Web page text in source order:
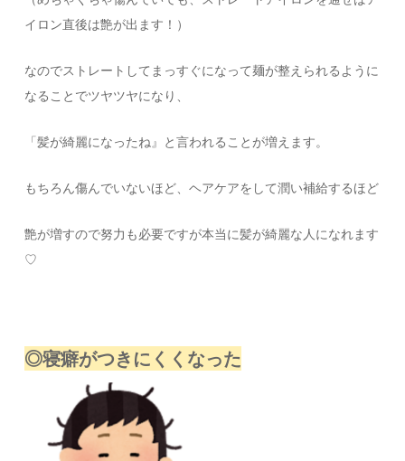
イロン直後は艶が出ます！）
なのでストレートしてまっすぐになって麺が整えられるように
なることでツヤツヤになり、
「髪が綺麗になったね』と言われることが増えます。
もちろん傷んでいないほど、ヘアケアをして潤い補給するほど
艶が増すので努力も必要ですが本当に髪が綺麗な人になれます
♡
◎寝癖がつきにくくなった